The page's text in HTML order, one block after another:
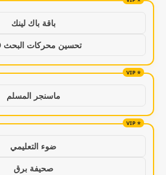
باقة باك لينك
تحسين محركات البحث SEO
ماسنجر المسلم
ضوء التعليمي
صحيفة برق